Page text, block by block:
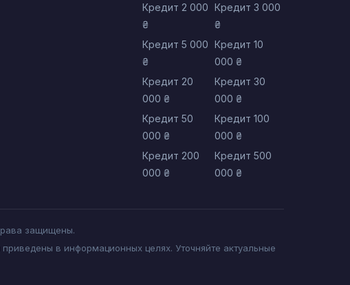
Кредит 2 000
₴
Кредит 3 000
₴
Кредит 5 000
₴
Кредит 10
000 ₴
Кредит 20
000 ₴
Кредит 30
000 ₴
Кредит 50
000 ₴
Кредит 100
000 ₴
Кредит 200
000 ₴
Кредит 500
000 ₴
защищены.
в информационных целях. Уточняйте актуальные